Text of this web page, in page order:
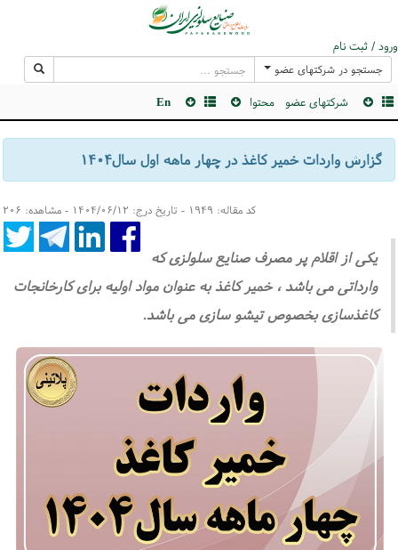
ورود / ثبت نام
جستجو در شرکتهای عضو
شرکتهای عضو محتوا En
گزارش واردات خمیر کاغذ در چهار ماهه اول سال۱۴۰۴
کد مقاله: ۱۹۴۹ - تاریخ درج: ۱۴۰۴/۰۶/۱۲ - مشاهده: ۲۰۶
یکی از اقلام پر مصرف صنایع سلولزی که
وارداتی می باشد ، خمیر کاغذ به عنوان مواد اولیه برای کارخانجات
کاغذسازی بخصوص تیشو سازی می باشد.